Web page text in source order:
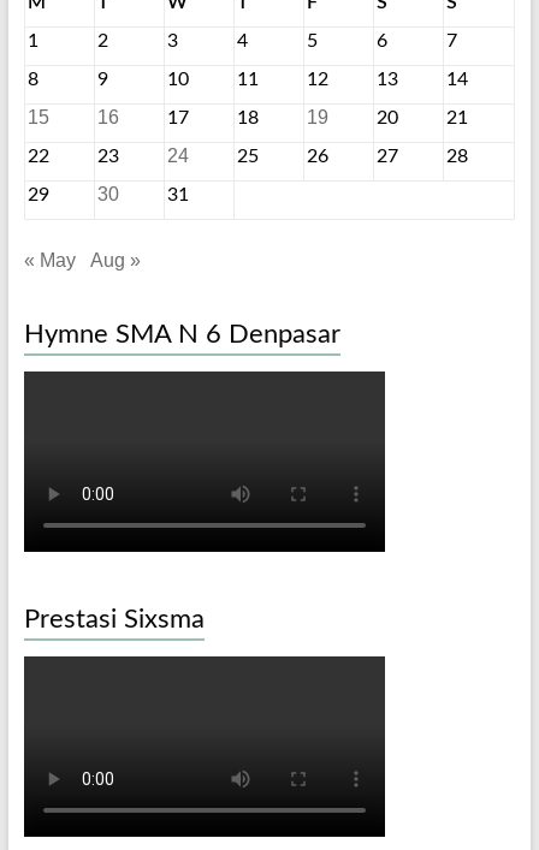
1
2 3 4 5 6
7
8
9 10 11 12 13 14
15 16 17 18 19 20
21
22
23 24 25 26 27
28
29
30 31
« May Aug »
Hymne SMA N 6 Denpasar
Prestasi Sixsma